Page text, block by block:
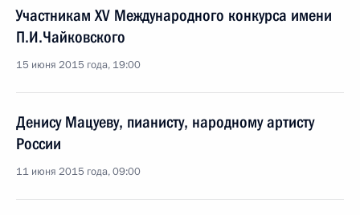
Участникам XV Международного конкурса имени
П.И.Чайковского
15 июня 2015 года, 19:00
Денису Мацуеву, пианисту, народному артисту
России
11 июня 2015 года, 09:00